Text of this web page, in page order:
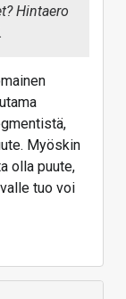
Hintaero
Myöskin
olla puute,
tuo voi